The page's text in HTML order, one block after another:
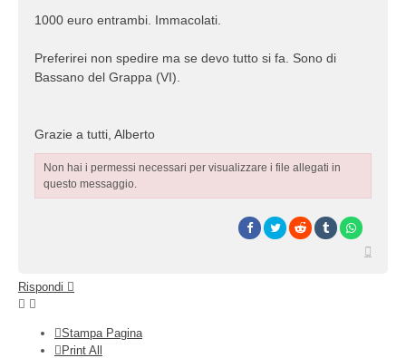
1000 euro entrambi. Immacolati.
Preferirei non spedire ma se devo tutto si fa. Sono di
Bassano del Grappa (VI).
Grazie a tutti, Alberto
Non hai i permessi necessari per visualizzare i file allegati in
questo messaggio.
Rispondi
Stampa Pagina
Print All